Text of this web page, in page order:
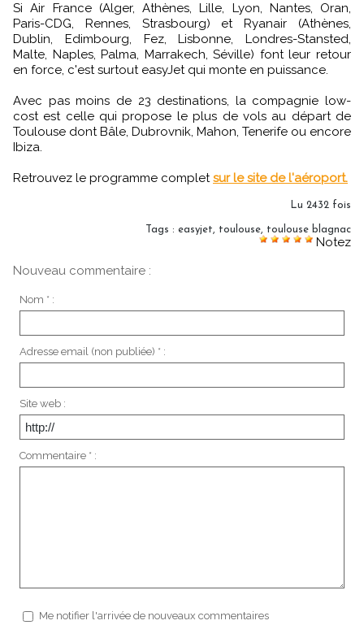
Si Air France (Alger, Athènes, Lille, Lyon, Nantes, Oran,
Paris-CDG, Rennes, Strasbourg) et Ryanair (Athènes,
Dublin, Edimbourg, Fez, Lisbonne, Londres-Stansted,
Malte, Naples, Palma, Marrakech, Séville) font leur retour
en force, c'est surtout easyJet qui monte en puissance.
Avec pas moins de 23 destinations, la compagnie low-
cost est celle qui propose le plus de vols au départ de
Toulouse dont Bâle, Dubrovnik, Mahon, Tenerife ou encore
Ibiza.
Retrouvez le programme completsur le site de l'aéroport.
Lu 2432 fois
Tags : easyjet, toulouse, toulouse blagnac
Notez
Nouveau commentaire :
Nom * :
Adresse email (non publiée) * :
Site web :
Commentaire * :
Me notifier l'arrivée de nouveaux commentaires